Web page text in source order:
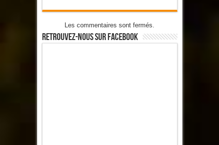
Les commentaires sont fermés.
Retrouvez-Nous Sur Facebook